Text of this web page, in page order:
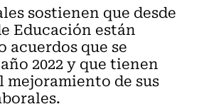
sostienen que desde
Educación están
acuerdos que se
2022 y que tienen
de sus